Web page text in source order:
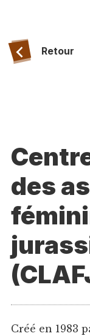
Retour
des
Créé en 1983